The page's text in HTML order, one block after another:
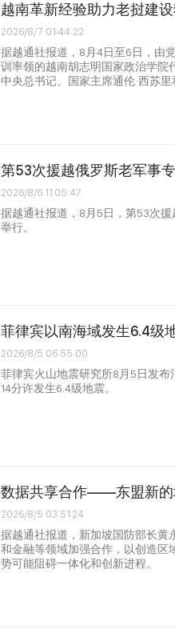
越南革新经验助力老挝建
2026/8/7 01:44:22
据越通社报道，8月4日至6日，由
训率领的越南胡志明国家政治学院
中央总书记、国家主席通伦·西苏里
第53次援越俄罗斯老军事
2026/8/6 11:05:47
据越通社报道，8月5日，第53次
举行。
菲律宾以南海域发生6.4级
2026/8/5 06:55:00
菲律宾火山地震研究所8月5日发
14分许发生6.4级地震。
数据共享合作——东盟新的
2026/8/5 03:51:24
据越通社报道，新加坡国防部长黄
和金融等领域加强合作，以创造区
势可能阻碍一体化和创新进程。